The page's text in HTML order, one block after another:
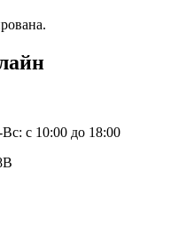
с 10:00 до 18:00